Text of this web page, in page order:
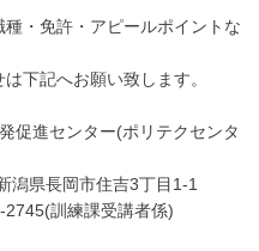
・免許・アピールポイントな
下記へお願い致します。
促進センター(ポリテクセンタ
市住吉3丁目1-1
練課受講者係)